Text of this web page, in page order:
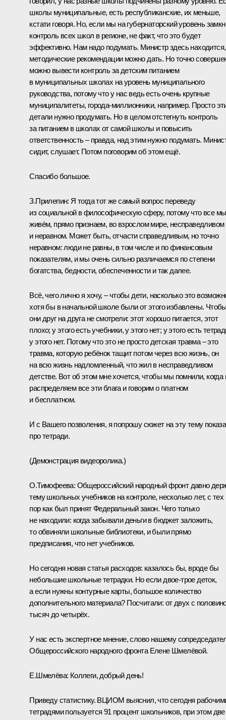
школы муниципальные, есть республиканские, их меньше,
кстати говоря. Но, если мы на губернаторский уровень
контроль всех школ в регионе, не факт, что это будет
эффективно. Нам надо подумать. Министр здесь находится,
методические рекомендации можно дать. Но точно
можно вывести контроль за детским питанием
в муниципальных школах на уровень муниципального
руководства, потому что у нас ведь есть очень крупные
муниципалитеты, города-миллионники, например. Просто
детали нужно продумать. Но в целом отстегнуть контроль
за питанием в школах от самой школы и повысить
ответственность – правда, над этим нужно подумать.
сидит, слушает. Потом поговорим об этом ещё.
Спасибо большое.
З.Прилепин: Я тогда тот же самый вопрос переведу
из социальной в философическую сферу, потому что все мы
живём, прямо признаем, во взрослом мире, несправедливом
и неравном. Может быть, отчасти справедливым, но точно
неравном: люди не равны, в том числе и по финансовым
показателям, и мы очень сильно различаемся по степени
богатства, бедности, обеспеченности и так далее.
Всё, чего лично я хочу, – чтобы дети, насколько это
хотя бы в начальной школе были от этого избавлены.
они друг на друга не смотрели: этот хорошо питается, этот
плохо; у этого есть учебники, у этого нет; у этого есть
у этого нет. Потому что это не просто детская травма – это
травма, которую ребёнок тащит потом через всю жизнь, он
на всю жизнь надломленный, что жил в несправедливом
детстве. Вот об этом мне хочется, чтобы мы помнили,
распределяем все эти блага и говорим о платном
и бесплатном.
И с Вашего позволения, я попрошу сюжет на эту тему
про тетради.
(Демонстрация видеоролика.)
О.Тимофеева: Общероссийский народный фронт давно
тему школьных учебников на контроле, несколько лет, с тех
пор как был принят Федеральный закон. Чего только
не находили: когда забывали деньги в бюджет заложить,
то обвиняли школьные библиотеки, и были прямо
предписания, что нет учебников.
Но сегодня новая статья расходов: казалось бы, вроде бы
небольшие школьные тетрадки. Но если двое-трое деток,
а если нужны контурные карты, большое количество
дополнительного материала? Посчитали: от двух с
тысяч до четырёх.
У нас есть экспертное мнение, слово нашему
Общероссийского народного фронта Елене Шмелёвой.
Е.Шмелёва: Коллеги, добрый день!
Приведу статистику. ВЦИОМ выяснил, что сегодня
тетрадями пользуется 91 процент школьников, при этом две